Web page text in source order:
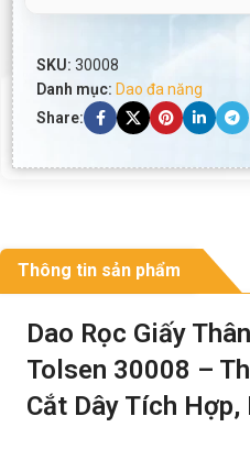
SKU: 30008
Danh mục: Dao đa năng
Share:
Thông tin sản phẩm
Dao Rọc Giấy
Tolsen 30008 –
Cắt Dây Tích